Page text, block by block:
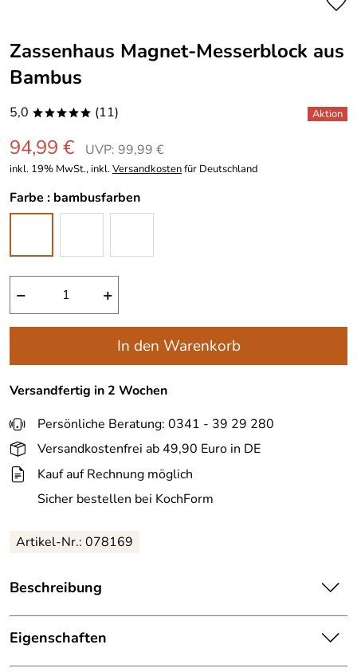
Zassenhaus Magnet-Messerblock aus
Bambus
5,0 ***** (11)
94,99 € UVP: 99,99 €
inkl. 19% MwSt., inkl.Versandkostenfür Deutschland
Farbe : bambusfarben
− +
In den Warenkorb
Versandfertig in 2 Wochen
Persönliche Beratung: 0341 - 39 29 280
Versandkostenfrei ab 49,90 Euro in DE
Kauf auf Rechnung möglich
Sicher bestellen bei KochForm
Artikel-Nr.: 078169
Beschreibung
Zassenhaus Magnet-Messerblock aus Bambus. Der
Messerblock ist beidseitig verwendbar und geeignet für
Eigenschaften